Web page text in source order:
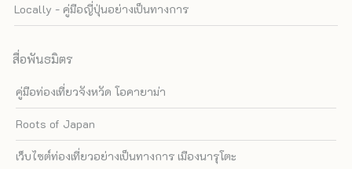
Locally - คู่มือญี่ปุ่นอย่างเป็นทางการ
สื่อพันธมิตร
คู่มือท่องเที่ยวจังหวัด โอคายาม่า
Roots of Japan
เว็บไซต์ท่องเที่ยวอย่างเป็นทางการ เมืองนารุโตะ